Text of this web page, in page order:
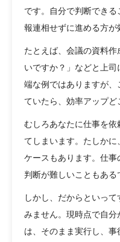
です。自分で判断できる
報連相せずに進める方が
たとえば、会議の資料
いですか？」などと上
端な例ではありますが
ていたら、効率アップど
むしろあなたに仕事を依
てしまいます。たしか
ケースもあります。仕
判断が難しいこともある
しかし、だからといっ
みません。現時点で自
は、そのまま実行し、